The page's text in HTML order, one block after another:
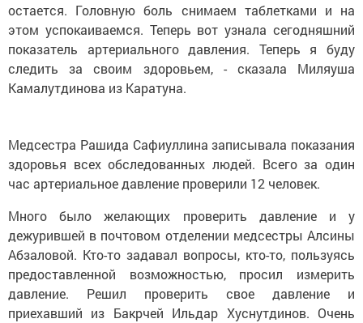
остается. Головную боль снимаем таблетками и на
этом успокаиваемся. Теперь вот узнала сегодняшний
показатель артериального давления. Теперь я буду
следить за своим здоровьем, - сказала Миляуша
Камалутдинова из Каратуна.
Медсестра Рашида Сафиуллина записывала показания
здоровья всех обследованных людей. Всего за один
час артериальное давление проверили 12 человек.
Много было желающих проверить давление и у
дежурившей в почтовом отделении медсестры Алсины
Абзаловой. Кто-то задавал вопросы, кто-то, пользуясь
предоставленной возможностью, просил измерить
давление. Решил проверить свое давление и
приехавший из Бакрчей Ильдар Хуснутдинов. Очень